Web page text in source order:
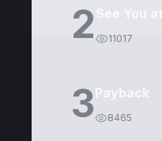
2 11017
3Payback
8465